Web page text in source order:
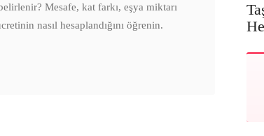
Mesafe, kat farkı, eşya miktarı
nasıl hesaplandığını öğrenin.